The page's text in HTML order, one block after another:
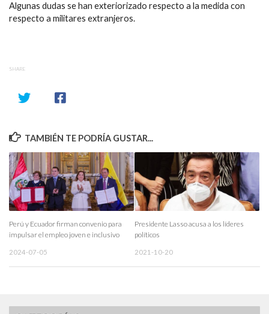
Algunas dudas se han exteriorizado respecto a la medida con
respecto a militares extranjeros.
SHARE
TAMBIÉN TE PODRÍA GUSTAR...
Perú y Ecuador firman convenio para
impulsar el empleo joven e inclusivo
2024-07-05
Presidente Lasso acusa a los líderes
políticos
2021-10-20